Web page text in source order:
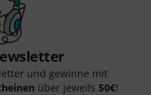
und gewinne mit
über jeweils 50€!